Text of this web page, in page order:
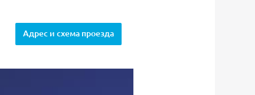
Адрес и схема проезда